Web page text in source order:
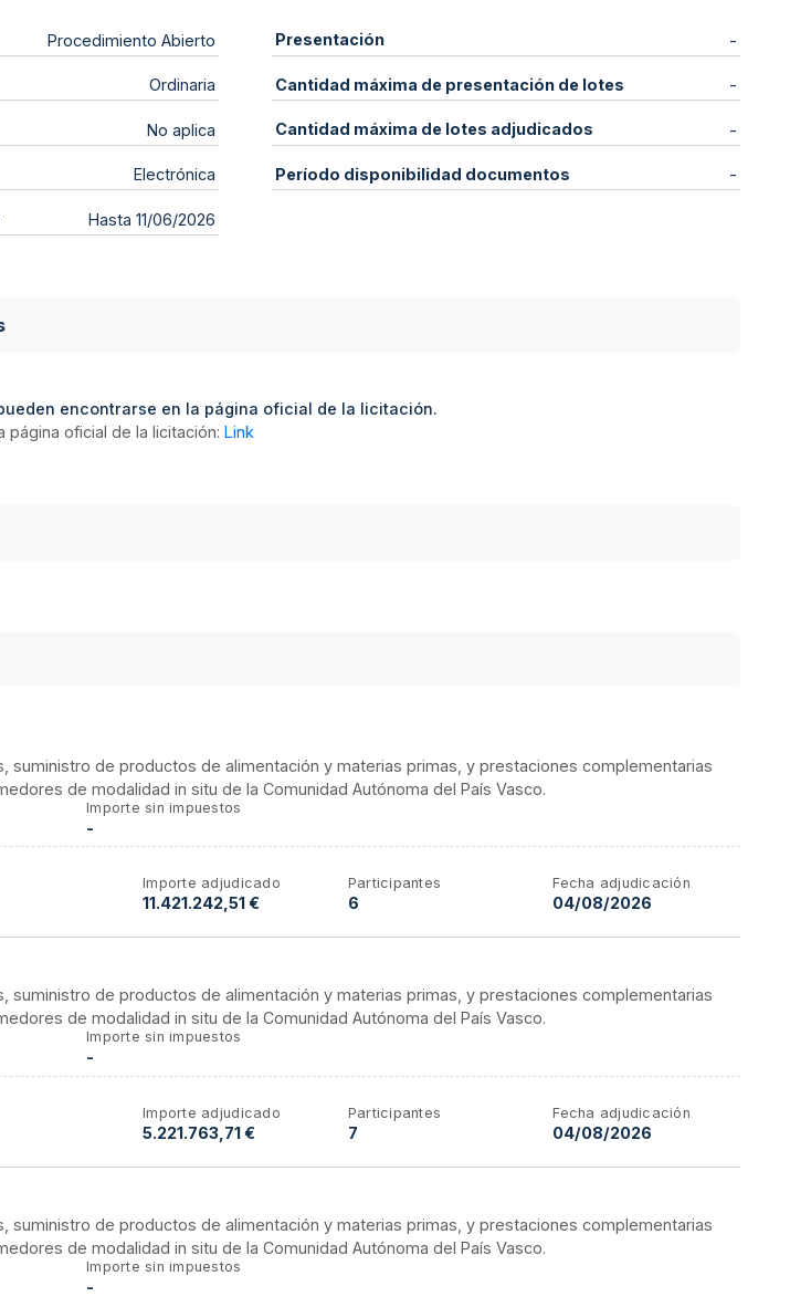
Procedimiento Abierto
Ordinaria
No aplica
Electrónica
Hasta 11/06/2026
Presentación -
Cantidad máxima de presentación de lotes -
Cantidad máxima de lotes adjudicados -
Período disponibilidad documentos -
encontrarse en la página oficial de la licitación.
oficial de la licitación: Link
suministro de productos de alimentación y materias primas, y prestaciones complementarias
de modalidad in situ de la Comunidad Autónoma del País Vasco.
Importe sin impuestos
-
Importe adjudicado
11.421.242,51 €
Participantes
6
Fecha adjudicación
04/08/2026
suministro de productos de alimentación y materias primas, y prestaciones complementarias
de modalidad in situ de la Comunidad Autónoma del País Vasco.
Importe sin impuestos
-
Importe adjudicado
5.221.763,71 €
Participantes
7
Fecha adjudicación
04/08/2026
suministro de productos de alimentación y materias primas, y prestaciones complementarias
de modalidad in situ de la Comunidad Autónoma del País Vasco.
Importe sin impuestos
-